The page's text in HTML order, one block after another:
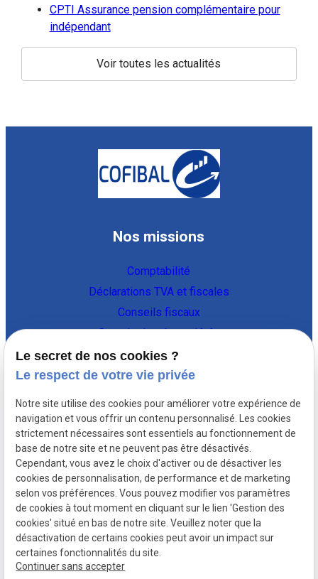
CPTI Assurance pension complémentaire pour
indépendant
Voir toutes les actualités
Nos missions
Comptabilité
Déclarations TVA et fiscales
Conseils fiscaux
Constitution de sociétés
Vie de l'entreprise
Coordonnées
Av Thomas Edison 131,
1402 Nivelles
02 896 89 95
Liens utiles
Plan du site
Mentions légales
Politique de confidentialité
Gestion des cookies
Le secret de nos cookies ?
Le respect de votre vie privée
Notre site utilise des cookies pour améliorer votre expérience de
navigation et vous offrir un contenu personnalisé. Les cookies
strictement nécessaires sont essentiels au fonctionnement de
base de notre site et ne peuvent pas être désactivés.
Cependant, vous avez le choix d'activer ou de désactiver les
cookies de personnalisation, de performance et de marketing
selon vos préférences. Vous pouvez modifier vos paramètres
de cookies à tout moment en cliquant sur le lien 'Gestion des
cookies' situé en bas de notre site. Veuillez noter que la
désactivation de certains cookies peut avoir un impact sur
certaines fonctionnalités du site.
Continuer sans accepter